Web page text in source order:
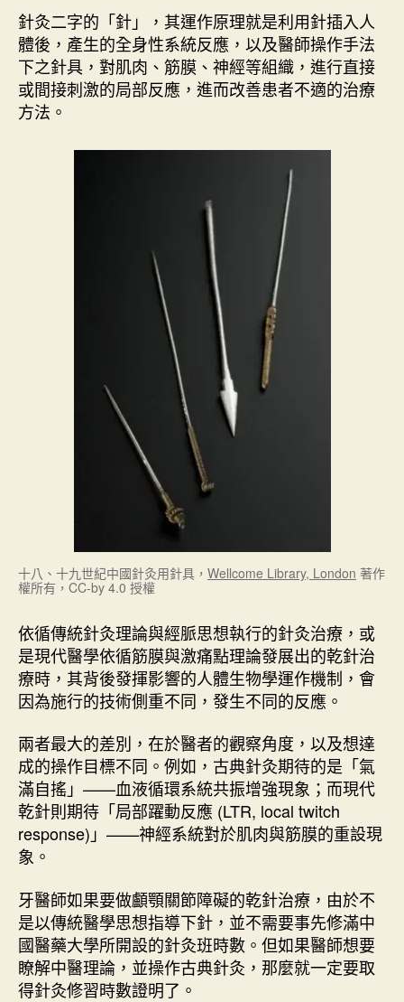
籍
訂
正
”
者
佈
日
期
脈
與
牙
醫
針
用
針灸二字的「針」，其運作原理就是利用針插入人
體後，產生的全身性系統反應，以及醫師操作手法
下之針具，對肌肉、筋膜、神經等組織，進行直接
或間接刺激的局部反應，進而改善患者不適的治療
方法。
十八、十九世紀中國針灸用針具， Wellcome Library, London 著作
權所有，CC-by 4.0 授權
依循傳統針灸理論與經脈思想執行的針灸治療，或
是現代醫學依循筋膜與激痛點理論發展出的乾針治
療時，其背後發揮影響的人體生物學運作機制，會
因為施行的技術側重不同，發生不同的反應。
兩者最大的差別，在於醫者的觀察角度，以及想達
成的操作目標不同。例如，古典針灸期待的是「氣
滿自搖」——血液循環系統共振增強現象；而現代
乾針則期待「局部躍動反應 (LTR, local twitch
response)」——神經系統對於肌肉與筋膜的重設現
象。
牙醫師如果要做顱顎關節障礙的乾針治療，由於不
是以傳統醫學思想指導下針，並不需要事先修滿中
國醫藥大學所開設的針灸班時數。但如果醫師想要
瞭解中醫理論，並操作古典針灸，那麼就一定要取
得針灸修習時數證明了。